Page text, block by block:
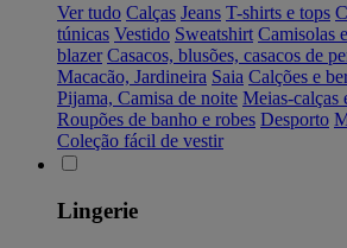
Ver tudo Calças Jeans T-shirts e tops
túnicas Vestido Sweatshirt Camisolas
blazer Casacos, blusões, casacos de
Macacão, Jardineira Saia Calções e
Pijama, Camisa de noite Meias-calças
Roupões de banho e robes Desporto
Coleção fácil de vestir
Lingerie